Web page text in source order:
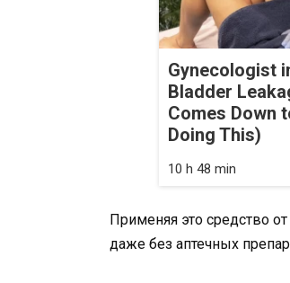
Gynecologist
Bladder
Comes Down
Doing This)
10 h 48 min
Применяя это средство
даже без аптечных